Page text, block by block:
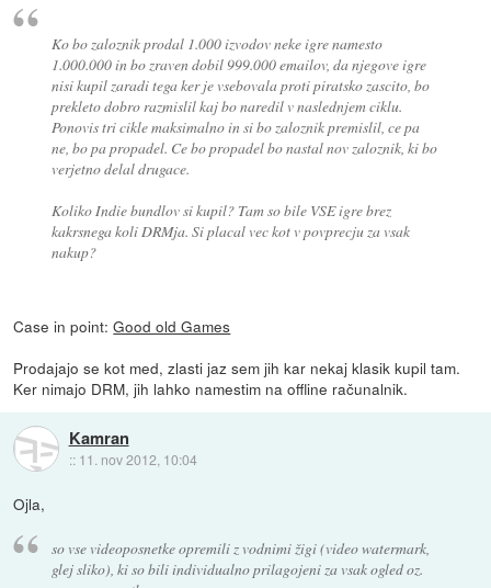
Ko bo zaloznik prodal 1.000 izvodov neke igre namesto
1.000.000 in bo zraven dobil 999.000 emailov, da njegove igre
nisi kupil zaradi tega ker je vsebovala proti piratsko zascito, bo
prekleto dobro razmislil kaj bo naredil v naslednjem ciklu.
Ponovis tri cikle maksimalno in si bo zaloznik premislil, ce pa
ne, bo pa propadel. Ce bo propadel bo nastal nov zaloznik, ki bo
verjetno delal drugace.
Koliko Indie bundlov si kupil? Tam so bile VSE igre brez
kakrsnega koli DRMja. Si placal vec kot v povprecju za vsak
nakup?
Case in point:Good old Games
Prodajajo se kot med, zlasti jaz sem jih kar nekaj klasik kupil tam.
Ker nimajo DRM, jih lahko namestim na offline računalnik.
Kamran
:: 11. nov 2012, 10:04
Ojla,
so vse videoposnetke opremili z vodnimi žigi (video watermark,
glej sliko), ki so bili individualno prilagojeni za vsak ogled oz.